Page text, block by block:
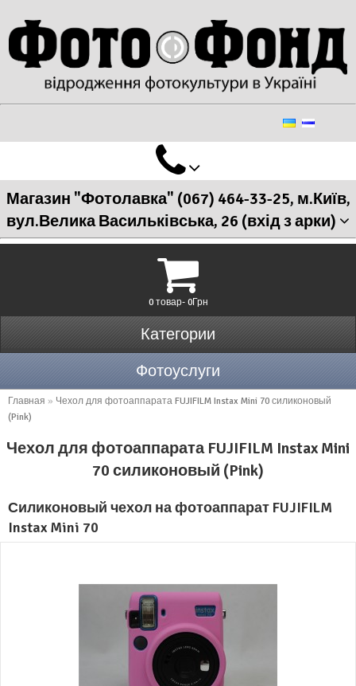
Магазин "Фотолавка" (067) 464-33-25, м.Київ,
вул.Велика Васильківська, 26 (вхід з арки)
0 товар- 0Грн
Категории
Фотоуслуги
Главная » Чехол для фотоаппарата FUJIFILM Instax Mini 70 силиконовый
(Pink)
Чехол для фотоаппарата FUJIFILM Instax Mini
70 силиконовый (Pink)
Силиконовый чехол на фотоаппарат FUJIFILM
Instax Mini 70